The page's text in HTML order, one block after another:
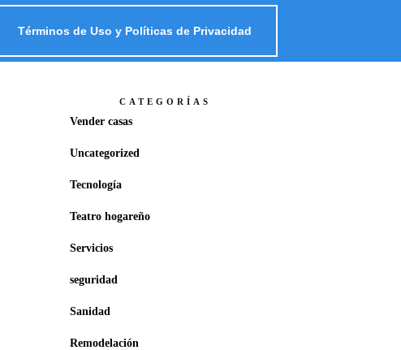
Términos de Uso y Políticas de Privacidad
CATEGORÍAS
Vender casas
Uncategorized
Tecnología
Teatro hogareño
Servicios
seguridad
Sanidad
Remodelación